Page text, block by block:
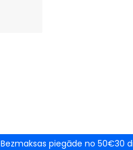
Bezmaksas piegāde no 50€30